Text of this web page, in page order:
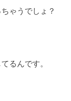
ゃうでしょ？
るんです。